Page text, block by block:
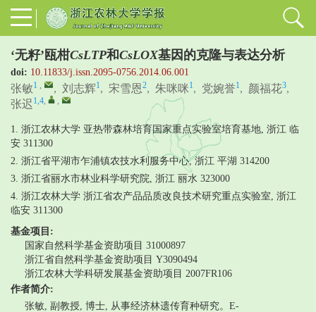
‘无籽’瓯柑CsLTP和CsLOX基因的克隆与表达分析
doi: 10.11833/j.issn.2095-0756.2014.06.001
张敏1 , , 刘志辉1, 宋雪恩2, 朱咪咪1, 党婉誉1, 颜福花3,
张迟 1,4, ,
1. 浙江农林大学 亚热带森林培育国家重点实验室培育基地, 浙江 临
安 311300
2. 浙江省平湖市乍浦镇农技水利服务中心, 浙江 平湖 314200
3. 浙江省丽水市林业科学研究院, 浙江 丽水 323000
4. 浙江农林大学 浙江省农产品品质改良技术研究重点实验室, 浙江
临安 311300
基金项目:
国家自然科学基金资助项目 31000897
浙江省自然科学基金资助项目 Y3090494
浙江农林大学科研发展基金资助项目 2007FR106
作者简介:
张敏, 副教授, 博士, 从事经济林遗传育种研究。E-